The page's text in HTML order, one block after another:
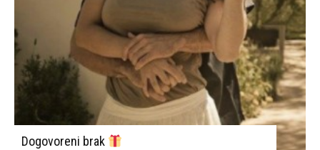
Dogovoreni brak